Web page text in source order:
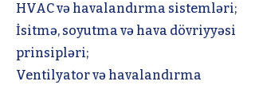
HVAC və havalandırma sistemləri;
İsitmə, soyutma və hava dövriyyəsi
prinsipləri;
Ventilyator və havalandırma